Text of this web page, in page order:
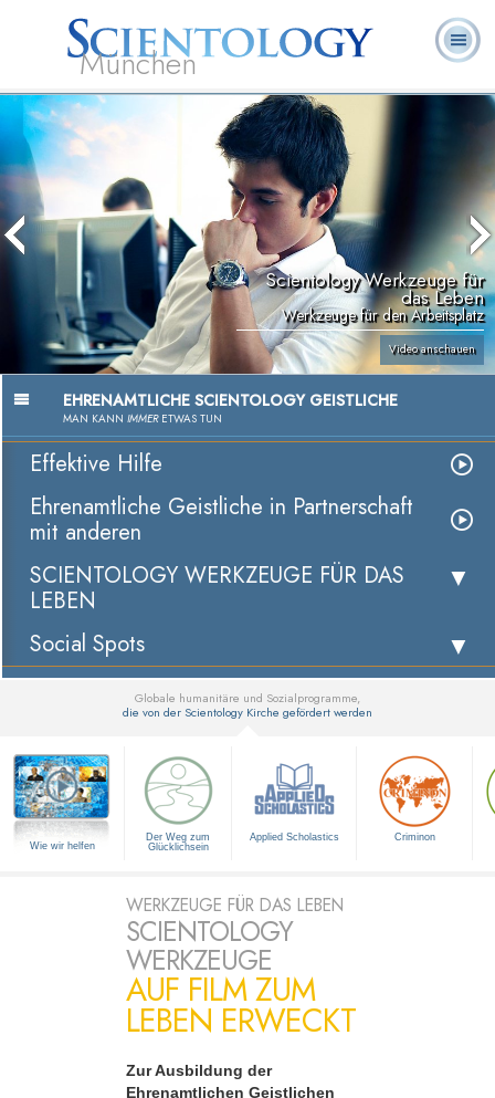
München
L. Ron
Hubbard
Scientology?
Ehrenamtliche
Geistliche
Scientology Werkzeuge für
das Leben
Werkzeuge für den Arbeitsplatz
Video anschauen
EHRENAMTLICHE SCIENTOLOGY GEISTLICHE
MAN KANN IMMERETWAS TUN
Effektive Hilfe
Ehrenamtliche Geistliche in Partnerschaft
mit anderen
SCIENTOLOGY WERKZEUGE FÜR DAS
LEBEN
Social Spots
Globale humanitäre und Sozialprogramme,
die von der Scientology Kirche gefördert werden
Wie wir helfen
Der Weg zum
Glücklichsein
Applied Scholastics Criminon
WERKZEUGE FÜR DAS LEBEN
SCIENTOLOGY
WERKZEUGE
AUF FILM ZUM
LEBEN ERWECKT
Zur Ausbildung der
Ehrenamtlichen Geistlichen